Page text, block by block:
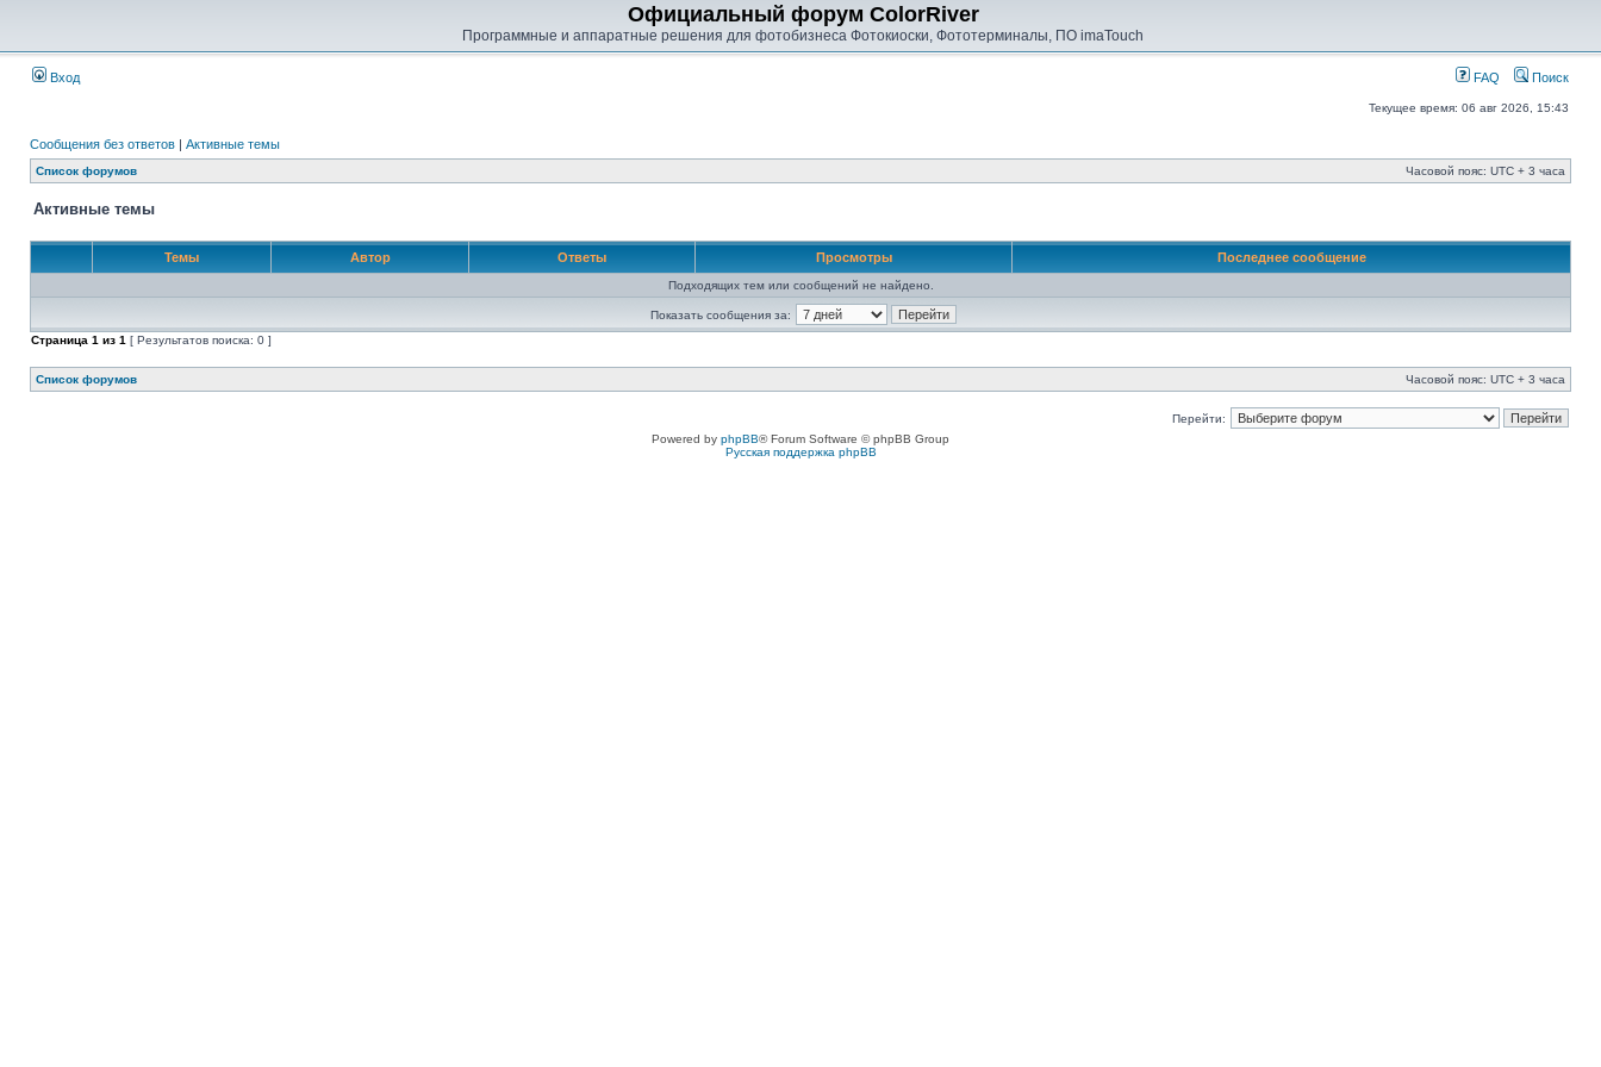
Официальный форум ColorRiver
Программные и аппаратные решения для фотобизнеса Фотокиоски, Фототерминалы, ПО imaTouch
Вход FAQ Поиск
Текущее время: 06 авг 2026, 15:43
Сообщения без ответов | Активные темы
Список форумов Часовой пояс: UTC + 3 часа
Активные темы
Темы Автор Ответы Просмотры Последнее сообщение
Подходящих тем или сообщений не найдено.
Показать сообщения за:
Страница 1 из 1 [ Результатов поиска: 0 ]
Список форумов Часовой пояс: UTC + 3 часа
Перейти:
Powered by phpBB® Forum Software © phpBB Group
Русская поддержка phpBB